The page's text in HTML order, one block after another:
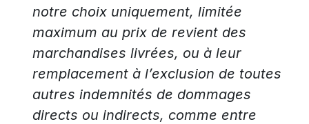
notre choix uniquement, limitée
maximum au prix de revient des
marchandises livrées, ou à leur
remplacement à l’exclusion de toutes
autres indemnités de dommages
directs ou indirects, comme entre